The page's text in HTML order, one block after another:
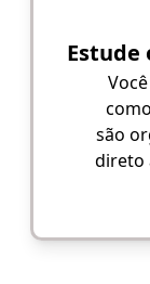
Estude
são
direto